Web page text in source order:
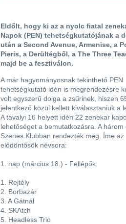
Eldőlt, hogy ki az a nyolc fiatal
Napok (PEN) tehetségkutatójának a
után a Second Avenue, Armenise, a
Pieris, a Derültégből, a The Three
majd be a fesztiválon.
A már hagyományosnak tekinthető PEN
tehetségkutató idén is megrendezésre
volt egyszerű dolga a zsűrinek, hiszen
jelentkező közül kellett kiválasztaniuk a
A tavalyi 16 helyett idén 22 zenekar
lehetőséget a bemutatkozásra. A három
Szenes Klubban rendezték meg. Íme az
elődöntősök névsora:
1. nap (március 18.) - Fellépők:
1. Rejtély
2. Borbazár
3. A Gátnál
4. SKAtch
5. Headless Trio